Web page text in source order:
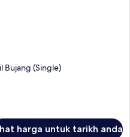
Bujang (Single)
harga untuk tarikh anda